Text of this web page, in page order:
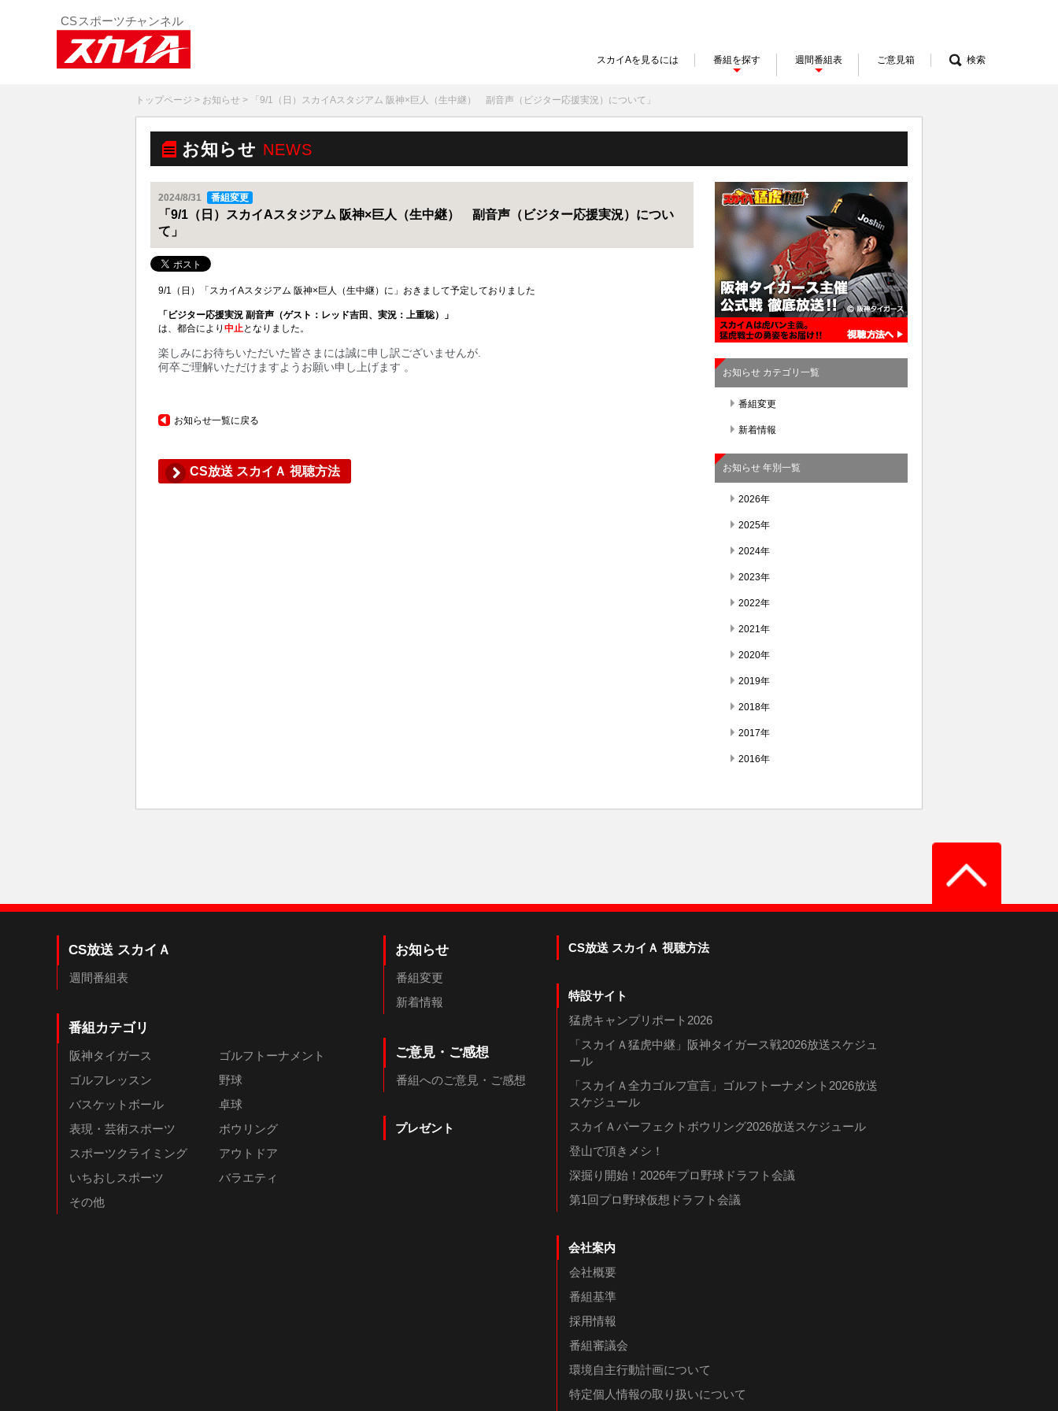
スカイAを見るには 番組を探す 週間番組表 ご意見箱 検索
トップページ > お知らせ > 「9/1（日）スカイAスタジアム 阪神×巨人（生中継） 副音声（ビジター応援実況）について」
お知らせ NEWS
2024/8/31 番組変更
「9/1（日）スカイAスタジアム 阪神×巨人（生中継） 副音声（ビジター応援実況）につい
て」
9/1（日）「スカイAスタジアム 阪神×巨人（生中継）に」おきまして予定しておりました
「ビジター応援実況 副音声（ゲスト：レッド吉田、実況：上重聡）」
は、都合により 中止 となりました。
楽しみにお待ちいただいた皆さまには誠に申し訳ございませんが.
何卒ご理解いただけますようお願い申し上げます 。
お知らせ一覧に戻る
CS放送 スカイＡ 視聴方法
お知らせ カテゴリ一覧
番組変更
新着情報
お知らせ 年別一覧
2026年
2025年
2024年
2023年
2022年
2021年
2020年
2019年
2018年
2017年
2016年
CS放送 スカイＡ
週間番組表
番組カテゴリ
阪神タイガース
ゴルフトーナメント
ゴルフレッスン
野球
バスケットボール
卓球
表現・芸術スポーツ
ボウリング
スポーツクライミング
アウトドア
いちおしスポーツ
バラエティ
その他
お知らせ
番組変更
新着情報
ご意見・ご感想
番組へのご意見・ご感想
プレゼント
CS放送 スカイＡ 視聴方法
特設サイト
猛虎キャンプリポート2026
「スカイＡ猛虎中継」阪神タイガース戦2026放送スケジュ
ール
「スカイＡ全力ゴルフ宣言」ゴルフトーナメント2026放送
スケジュール
スカイＡパーフェクトボウリング2026放送スケジュール
登山で頂きメシ！
深掘り開始！2026年プロ野球ドラフト会議
第1回プロ野球仮想ドラフト会議
会社案内
会社概要
番組基準
採用情報
番組審議会
環境自主行動計画について
特定個人情報の取り扱いについて